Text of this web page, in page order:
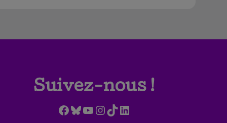
Suivez-nous !
Facebook
Bluesky
YouTube
Instagram
TikTokLinkedIn